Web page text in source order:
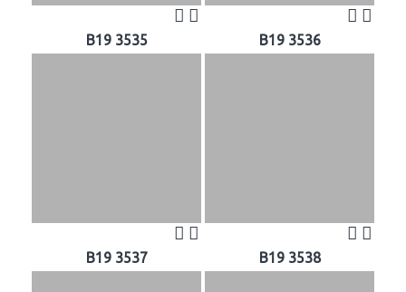
B19 3535 B19 3536
B19 3537 B19 3538